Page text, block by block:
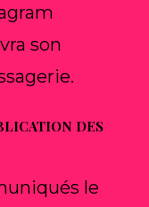
son
DES
le